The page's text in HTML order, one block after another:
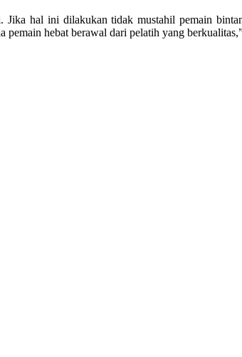
Jika hal ini dilakukan tidak mustahil pemain
hebat berawal dari pelatih yang